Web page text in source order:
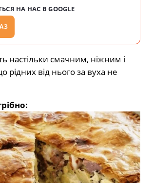
НА НАС В GOOGLE
настільки смачним, ніжним і
рідних від нього за вуха не